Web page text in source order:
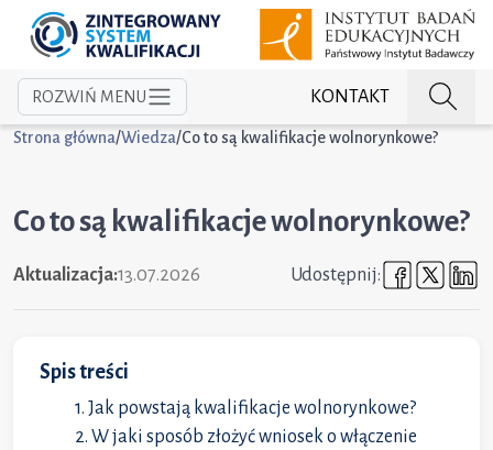
KONTAKT
ROZWIŃ MENU
Strona główna/Wiedza/Co to są kwalifikacje wolnorynkowe?
Co to są kwalifikacje wolnorynkowe?
Aktualizacja:13.07.2026 Udostępnij:
Spis treści
Jak powstają kwalifikacje wolnorynkowe?
W jaki sposób złożyć wniosek o włączenie